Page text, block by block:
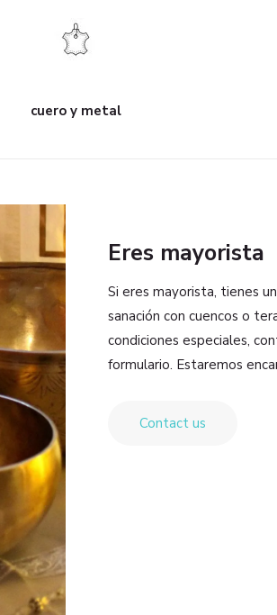
cuero y metal
Eres mayorista
Si eres mayorista, tienes
sanación con cuencos o
condiciones especiales,
formulario. Estaremos
Contact us